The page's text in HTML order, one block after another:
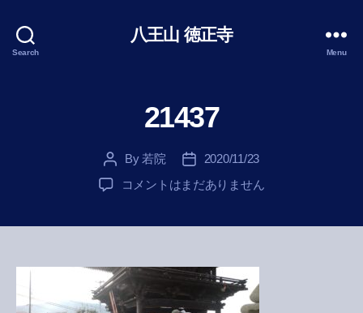
Search
八王山 徳正寺
Menu
21437
Post
author
By 若院
Post
date
2020/11/23
21437
コメントはまだありません